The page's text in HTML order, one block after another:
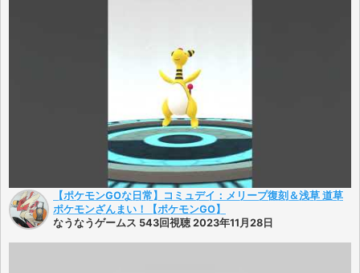
【ポケモンGOな日常】コミュデイ：メリープ復刻＆浅草 道草
ポケモンざんまい！【ポケモンGO】
なうなうゲームス 543回視聴 2023年11月28日